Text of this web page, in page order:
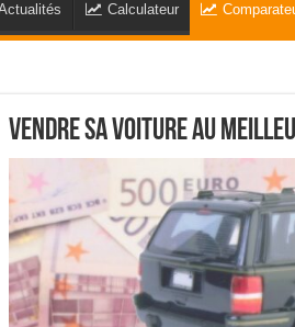
Calculateur
Vendre sa voiture au